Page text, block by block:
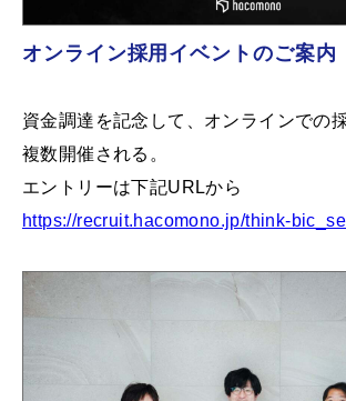
オンライン採用イベントのご案内
資金調達を記念して、オンラインでの
複数開催される。
エントリーは下記URLから
https://recruit.hacomono.jp/think-